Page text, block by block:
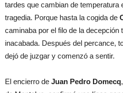
tardes que cambian de temperatura
tragedia. Porque hasta la cogida de
caminaba por el filo de la decepción
inacabada. Después del percance,
dejó de juzgar y comenzó a sentir.
El encierro de Juan Pedro Domecq